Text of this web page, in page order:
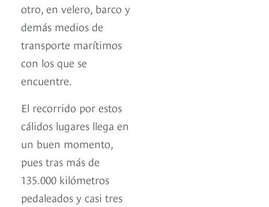
otro, en velero, barco y
demás medios de
transporte marítimos
con los que se
encuentre.
El recorrido por estos
cálidos lugares llega en
un buen momento,
pues tras más de
135.000 kilómetros
pedaleados y casi tres